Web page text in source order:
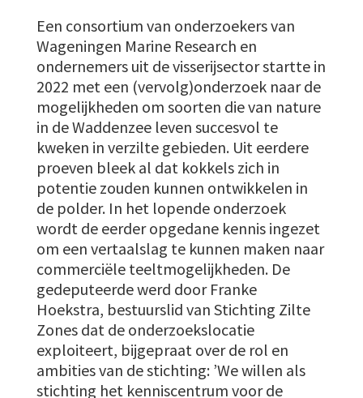
Een consortium van onderzoekers van
Wageningen Marine Research en
ondernemers uit de visserijsector startte in
2022 met een (vervolg)onderzoek naar de
mogelijkheden om soorten die van nature
in de Waddenzee leven succesvol te
kweken in verzilte gebieden. Uit eerdere
proeven bleek al dat kokkels zich in
potentie zouden kunnen ontwikkelen in
de polder. In het lopende onderzoek
wordt de eerder opgedane kennis ingezet
om een vertaalslag te kunnen maken naar
commerciële teeltmogelijkheden. De
gedeputeerde werd door Franke
Hoekstra, bestuurslid van Stichting Zilte
Zones dat de onderzoekslocatie
exploiteert, bijgepraat over de rol en
ambities van de stichting: ’We willen als
stichting het kenniscentrum voor de